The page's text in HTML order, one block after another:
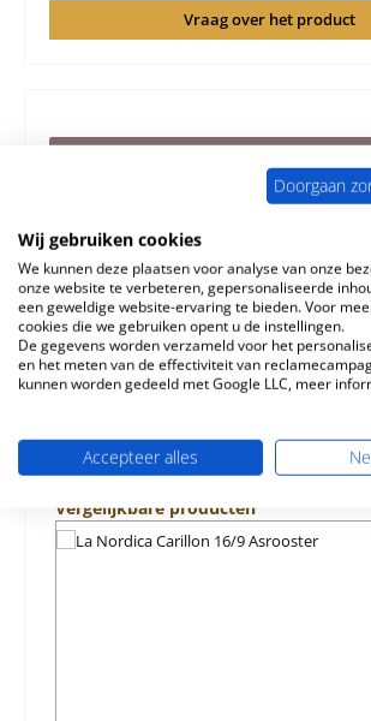
Vraag over het product
Origineel Glasruit voor de Houtkachel La
16/9 La Nordica Carillon 16/9 Glasruit
deurglas,…Meer
Eigenschappen
Informatie over productveiligheid
Productgalerij overslaan
Vergelijkbare producten
Doorgaan
Wij gebruiken cookies
We kunnen deze plaatsen voor analyse van onze
onze website te verbeteren, gepersonaliseerde
een geweldige website-ervaring te bieden. Voor
cookies die we gebruiken opent u de instellingen.
De gegevens worden verzameld voor het
en het meten van de effectiviteit van
kunnen worden gedeeld met Google LLC, meer
Accepteer alles